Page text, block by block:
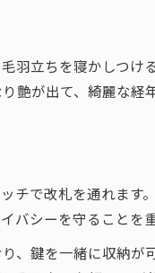
立ちを寝かしつけ
艶が出て、綺麗な経
チで改札を通れます。
バシーを守ることを
、鍵を一緒に収納が可